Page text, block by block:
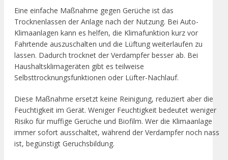
Eine einfache Maßnahme gegen Gerüche ist das
Trocknenlassen der Anlage nach der Nutzung. Bei Auto-
Klimaanlagen kann es helfen, die Klimafunktion kurz vor
Fahrtende auszuschalten und die Lüftung weiterlaufen zu
lassen. Dadurch trocknet der Verdampfer besser ab. Bei
Haushaltsklimageräten gibt es teilweise
Selbsttrocknungsfunktionen oder Lüfter-Nachlauf.
Diese Maßnahme ersetzt keine Reinigung, reduziert aber die
Feuchtigkeit im Gerät. Weniger Feuchtigkeit bedeutet weniger
Risiko für muffige Gerüche und Biofilm. Wer die Klimaanlage
immer sofort ausschaltet, während der Verdampfer noch nass
ist, begünstigt Geruchsbildung.